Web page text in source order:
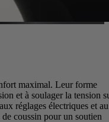
maximal. Leur forme
et à soulager la tension
réglages électriques et au
coussin pour un soutien